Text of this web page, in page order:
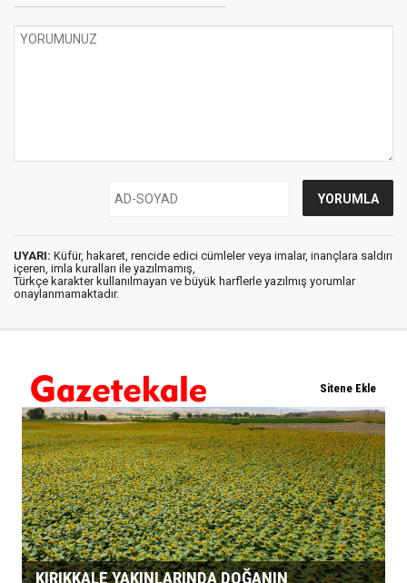
UYARI: Küfür, hakaret, rencide edici cümleler veya imalar, inançlara saldırı
içeren, imla kuralları ile yazılmamış,
Türkçe karakter kullanılmayan ve büyük harflerle yazılmış yorumlar
onaylanmamaktadır.